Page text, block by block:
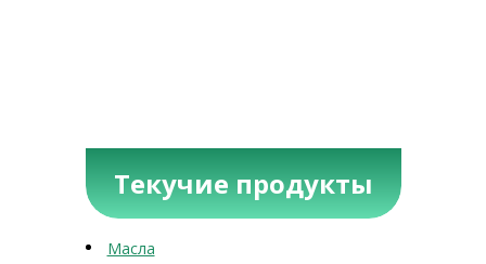
Текучие продукты
Масла